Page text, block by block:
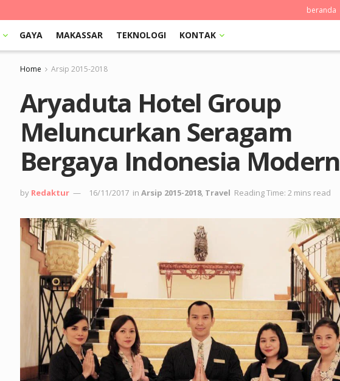
beranda
GAYA MAKASSAR TEKNOLOGI KONTAK
Home Arsip 2015-2018
Aryaduta Hotel Group
Meluncurkan Seragam
Bergaya Indonesia Modern
by Redaktur 16/11/2017 in Arsip 2015-2018, Travel Reading Time: 2 mins read